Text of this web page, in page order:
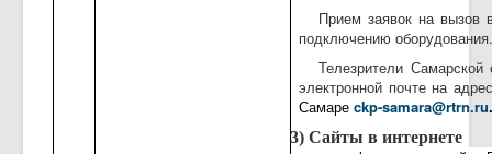
Прием заявок на вызов
подключению
Телезрители
электронной почте на
Самареckp-samara@rtrn.ru
3) Сайты в интернете